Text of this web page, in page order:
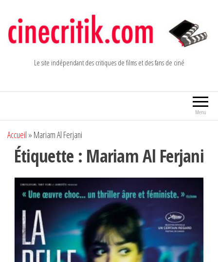
contenu
Le site indépendant des critiques de films et des fans de ciné
Menu
Accueil » Mariam Al Ferjani
Étiquette : Mariam Al Ferjani